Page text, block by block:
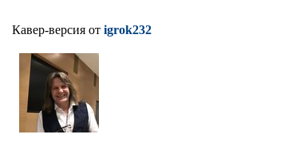
Кавер-версия от igrok232